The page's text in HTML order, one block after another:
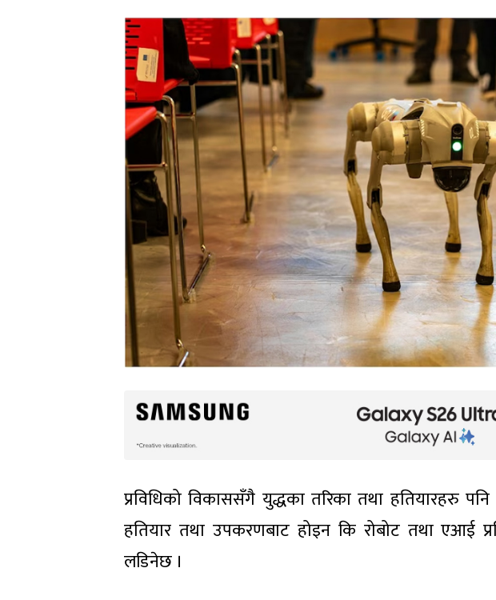
प्रविधिको विकाससँगै युद्धका तरिका तथा हतियारहरु
हतियार तथा उपकरणबाट होइन कि रोबोट तथा एआई
लडिनेछ ।